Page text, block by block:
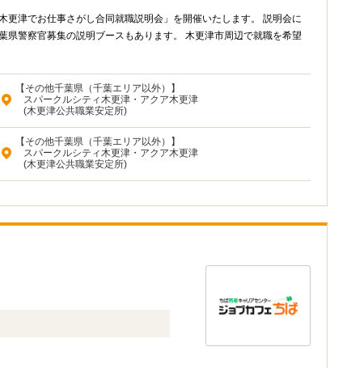
津でお仕事さがし合同就職説明会」を開催いたします。 説明会に
警察官募集の説明ブースもあります。 木更津市周辺で就職を希望
【その他千葉県（千葉エリア以外）】
スパークルシティ木更津・アクア木更津
(木更津公共職業安定所)
【その他千葉県（千葉エリア以外）】
スパークルシティ木更津・アクア木更津
(木更津公共職業安定所)